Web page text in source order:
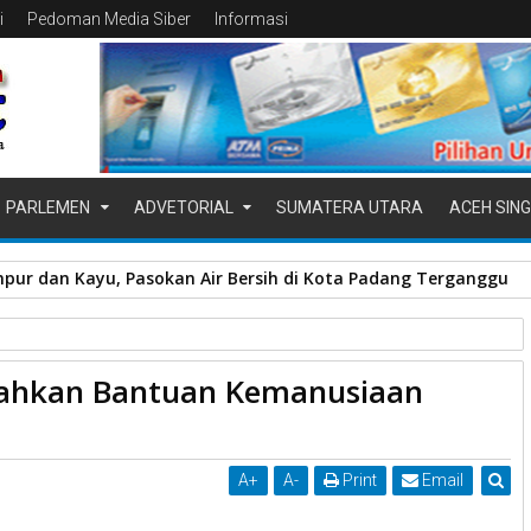
Pedoman Media Siber Informasi
PARLEMEN ADVETORIAL SUMATERA UTARA ACEH
dan Kayu, Pasokan Air Bersih di Kota Padang Terganggu
Payakumbuh
Serahkan
Untuk CianjurBantuan Kemanusiaan
A+ A- Print Email